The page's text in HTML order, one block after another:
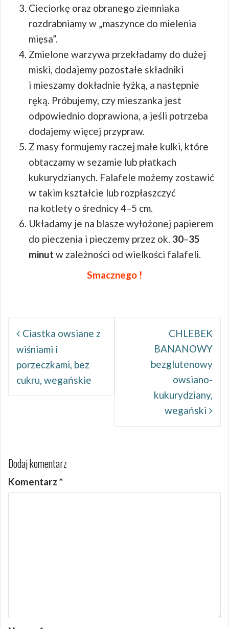
Cieciorkę oraz obranego ziemniaka
rozdrabniamy w „maszynce do mielenia
mięsa”.
Zmielone warzywa przekładamy do dużej
miski, dodajemy pozostałe składniki
i mieszamy dokładnie łyżką, a następnie
ręką. Próbujemy, czy mieszanka jest
odpowiednio doprawiona, a jeśli potrzeba
dodajemy więcej przypraw.
Z masy formujemy raczej małe kulki, które
obtaczamy w sezamie lub płatkach
kukurydzianych. Falafele możemy zostawić
w takim kształcie lub rozpłaszczyć
na kotlety o średnicy 4–5 cm.
Układamy je na blasze wyłożonej papierem
do pieczenia i pieczemy przez ok. 30–35
minut w zależności od wielkości falafeli.
Smacznego !
wpisuCiastka owsiane z
wiśniami i
porzeczkami, bez
cukru, wegańskie
CHLEBEK
BANANOWY
bezglutenowy
owsiano-
kukurydziany,
wegański
Dodaj komentarz
Komentarz *